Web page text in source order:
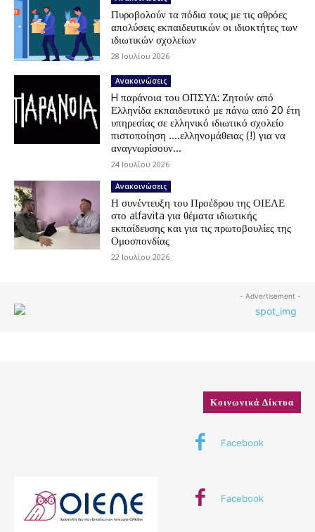
Πυροβολούν τα πόδια τους με τις αθρόες
απολύσεις εκπαιδευτικών οι ιδιοκτήτες των
ιδιωτικών σχολείων
28 Ιουλίου 2026
Ανακοινώσεις
H παράνοια του ΟΠΣΥΔ: Ζητούν από
Ελληνίδα εκπαιδευτικό με πάνω από 20 έτη
υπηρεσίας σε ελληνικό ιδιωτικό σχολείο
πιστοποίηση ….ελληνομάθειας (!) για να
αναγνωρίσουν...
24 Ιουλίου 2026
Ανακοινώσεις
Η συνέντευξη του Προέδρου της ΟΙΕΛΕ
στο alfavita για θέματα ιδιωτικής
εκπαίδευσης και για τις πρωτοβουλίες της
Ομοσπονδίας
22 Ιουλίου 2026
- Advertisement -
Κοινωνικά Δίκτυα
Facebook
Facebook